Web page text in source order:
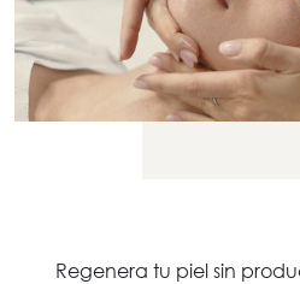
Regenera tu piel sin